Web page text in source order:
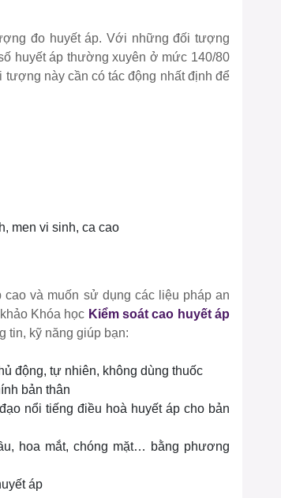
đo huyết áp. Với những đối tượng
huyết áp thường xuyên ở mức 140/80
này cần có tác động nhất định để
men vi sinh, ca cao
và muốn sử dụng các liệu pháp an
Khóa học Kiểm soát cao huyết áp
tin, kỹ năng giúp bạn:
động, tự nhiên, không dùng thuốc
bản thân
nổi tiếng điều hoà huyết áp cho bản
hoa mắt, chóng mặt… bằng phương
áp